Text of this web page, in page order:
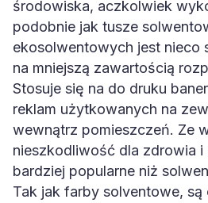
środowiska, aczkolwiek
podobnie jak tusze
ekosolwentowych jest nieco
na mniejszą zawartością
Stosuje się na do druku
reklam użytkowanych na
wewnątrz pomieszczeń. Ze
nieszkodliwość dla zdrowia i
bardziej popularne niż
Tak jak farby solventowe, są